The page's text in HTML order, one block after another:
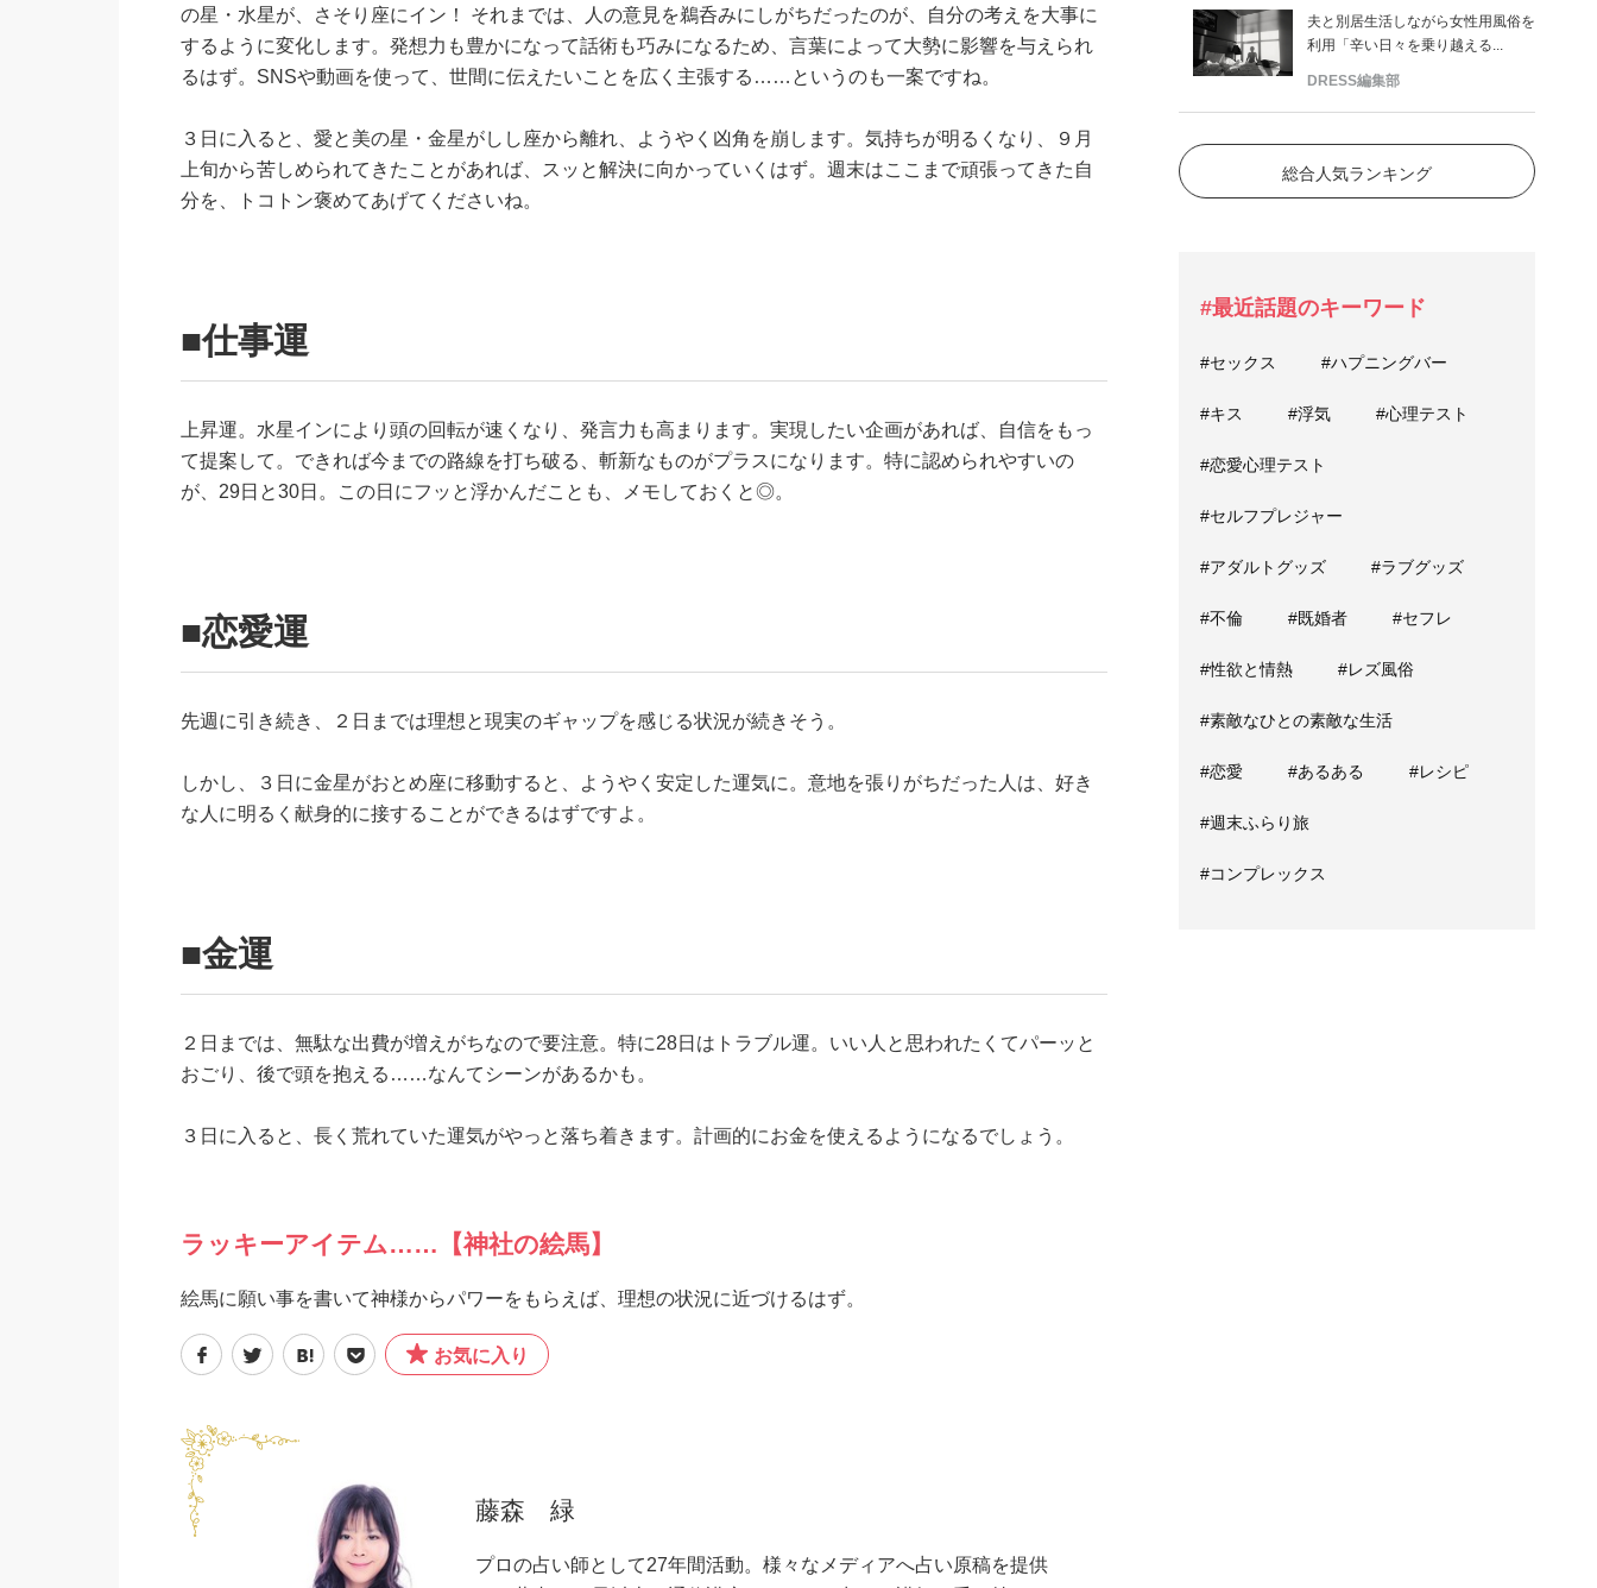
の星・水星が、さそり座にイン！ それまでは、人の意見を鵜呑みにしがちだったのが、自分の考えを大事に
するように変化します。発想力も豊かになって話術も巧みになるため、言葉によって大勢に影響を与えられ
るはず。SNSや動画を使って、世間に伝えたいことを広く主張する……というのも一案ですね。
３日に入ると、愛と美の星・金星がしし座から離れ、ようやく凶角を崩します。気持ちが明るくなり、９月
上旬から苦しめられてきたことがあれば、スッと解決に向かっていくはず。週末はここまで頑張ってきた自
分を、トコトン褒めてあげてくださいね。
■仕事運
上昇運。水星インにより頭の回転が速くなり、発言力も高まります。実現したい企画があれば、自信をもっ
て提案して。できれば今までの路線を打ち破る、斬新なものがプラスになります。特に認められやすいの
が、29日と30日。この日にフッと浮かんだことも、メモしておくと◎。
■恋愛運
先週に引き続き、２日までは理想と現実のギャップを感じる状況が続きそう。
しかし、３日に金星がおとめ座に移動すると、ようやく安定した運気に。意地を張りがちだった人は、好き
な人に明るく献身的に接することができるはずですよ。
■金運
２日までは、無駄な出費が増えがちなので要注意。特に28日はトラブル運。いい人と思われたくてパーッと
おごり、後で頭を抱える……なんてシーンがあるかも。
３日に入ると、長く荒れていた運気がやっと落ち着きます。計画的にお金を使えるようになるでしょう。
ラッキーアイテム……【神社の絵馬】
絵馬に願い事を書いて神様からパワーをもらえば、理想の状況に近づけるはず。
お気に入り
藤森 緑
プロの占い師として27年間活動。様々なメディアへ占い原稿を提供
夫と別居生活しながら女性用風俗を
利用「辛い日々を乗り越える...
DRESS編集部
総合人気ランキング
#最近話題のキーワード
#セックス #ハプニングバー
#キス #浮気 #心理テスト
#恋愛心理テスト
#セルフプレジャー
#アダルトグッズ #ラブグッズ
#不倫 #既婚者 #セフレ
#性欲と情熱 #レズ風俗
#素敵なひとの素敵な生活
#恋愛 #あるある #レシピ
#週末ふらり旅
#コンプレックス